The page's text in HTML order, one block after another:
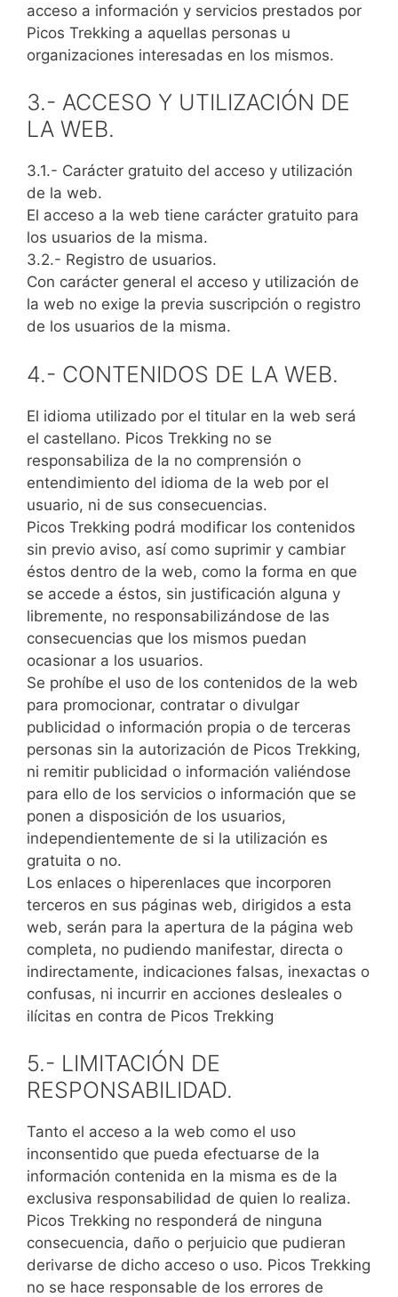
acceso a información y servicios prestados por
Picos Trekking a aquellas personas u
organizaciones interesadas en los mismos.
3.- ACCESO Y UTILIZACIÓN DE
LA WEB.
3.1.- Carácter gratuito del acceso y utilización
de la web.
El acceso a la web tiene carácter gratuito para
los usuarios de la misma.
3.2.- Registro de usuarios.
Con carácter general el acceso y utilización de
la web no exige la previa suscripción o registro
de los usuarios de la misma.
4.- CONTENIDOS DE LA WEB.
El idioma utilizado por el titular en la web será
el castellano. Picos Trekking no se
responsabiliza de la no comprensión o
entendimiento del idioma de la web por el
usuario, ni de sus consecuencias.
Picos Trekking podrá modificar los contenidos
sin previo aviso, así como suprimir y cambiar
éstos dentro de la web, como la forma en que
se accede a éstos, sin justificación alguna y
libremente, no responsabilizándose de las
consecuencias que los mismos puedan
ocasionar a los usuarios.
Se prohíbe el uso de los contenidos de la web
para promocionar, contratar o divulgar
publicidad o información propia o de terceras
personas sin la autorización de Picos Trekking,
ni remitir publicidad o información valiéndose
para ello de los servicios o información que se
ponen a disposición de los usuarios,
independientemente de si la utilización es
gratuita o no.
Los enlaces o hiperenlaces que incorporen
terceros en sus páginas web, dirigidos a esta
web, serán para la apertura de la página web
completa, no pudiendo manifestar, directa o
indirectamente, indicaciones falsas, inexactas o
confusas, ni incurrir en acciones desleales o
ilícitas en contra de Picos Trekking
5.- LIMITACIÓN DE
RESPONSABILIDAD.
Tanto el acceso a la web como el uso
inconsentido que pueda efectuarse de la
información contenida en la misma es de la
exclusiva responsabilidad de quien lo realiza.
Picos Trekking no responderá de ninguna
consecuencia, daño o perjuicio que pudieran
derivarse de dicho acceso o uso. Picos Trekking
no se hace responsable de los errores de